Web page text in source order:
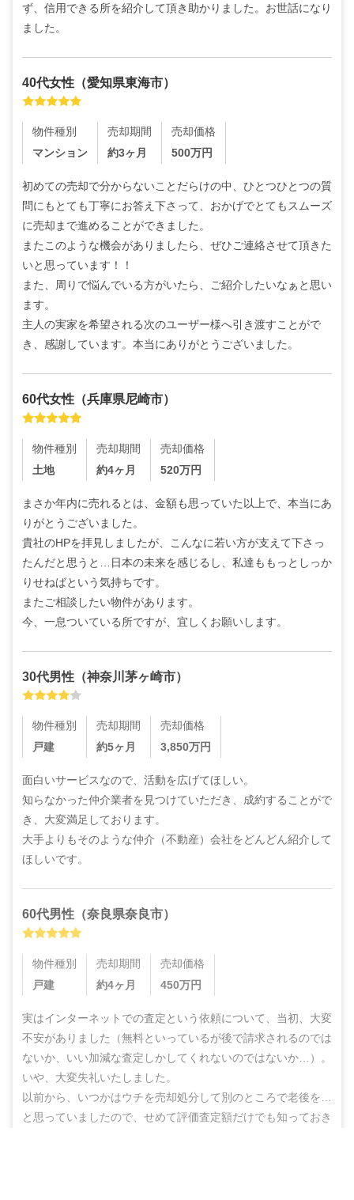
ず、信用できる所を紹介して頂き助かりました。お世話になり
ました。
40代女性 （愛知県東海市）
物件種別
マンション
売却期間
約3ヶ月
売却価格
500万円
初めての売却で分からないことだらけの中、ひとつひとつの質
問にもとても丁寧にお答え下さって、おかげでとてもスムーズ
に売却まで進めることができました。
またこのような機会がありましたら、ぜひご連絡させて頂きた
いと思っています！！
また、周りで悩んでいる方がいたら、ご紹介したいなぁと思い
ます。
主人の実家を希望される次のユーザー様へ引き渡すことがで
き、感謝しています。本当にありがとうございました。
60代女性 （兵庫県尼崎市）
物件種別
土地
売却期間
約4ヶ月
売却価格
520万円
まさか年内に売れるとは、金額も思っていた以上で、本当にあ
りがとうございました。
貴社のHPを拝見しましたが、こんなに若い方が支えて下さっ
たんだと思うと…日本の未来を感じるし、私達ももっとしっか
りせねばという気持ちです。
またご相談したい物件があります。
今、一息ついている所ですが、宜しくお願いします。
30代男性 （神奈川茅ヶ崎市）
物件種別
戸建
売却期間
約5ヶ月
売却価格
3,850万円
面白いサービスなので、活動を広げてほしい。
知らなかった仲介業者を見つけていただき、成約することがで
き、大変満足しております。
大手よりもそのような仲介（不動産）会社をどんどん紹介して
ほしいです。
60代男性 （奈良県奈良市）
物件種別
戸建
売却期間
約4ヶ月
売却価格
450万円
実はインターネットでの査定という依頼について、当初、大変
不安がありました（無料といっているが後で請求されるのでは
ないか、いい加減な査定しかしてくれないのではないか…）。
いや、大変失礼いたしました。
以前から、いつかはウチを売却処分して別のところで老後を…
と思っていましたので、せめて評価査定額だけでも知っておき